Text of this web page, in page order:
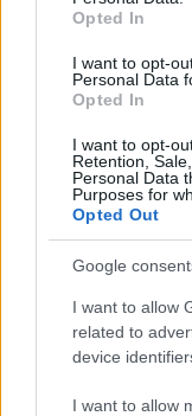
Opted In
I want to opt-
Personal Data
Opted In
I want to opt-
Retention,
Personal Data
Purposes for
Opted Out
Google
I want to allow
related to
device
I want to allow
άκυρο. Η μία
αργυρό
Τζαμαϊκανή
μόλις τρία